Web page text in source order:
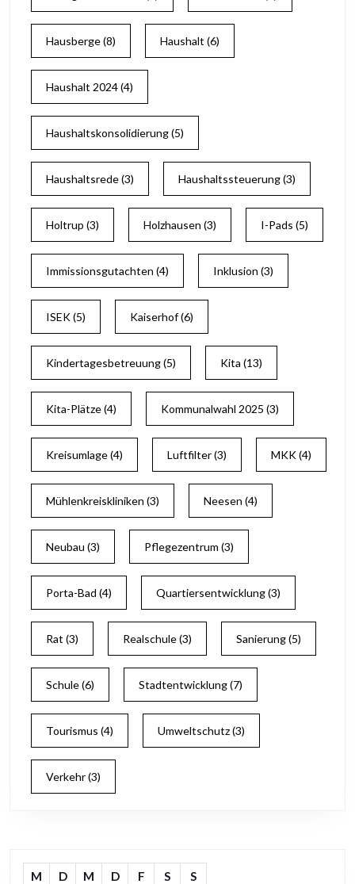
Hausberge(8) Haushalt (6)
Haushalt 2024(4)
Haushaltskonsolidierung(5)
Haushaltsrede(3) Haushaltssteuerung(3)
Holtrup (3) Holzhausen (3) I-Pads (5)
Immissionsgutachten (4) Inklusion (3)
ISEK(5) Kaiserhof(6)
Kindertagesbetreuung(5) Kita (13)
Kita-Plätze(4) Kommunalwahl 2025 (3)
Kreisumlage(4) Luftfilter(3) MKK(4)
Mühlenkreiskliniken (3) Neesen (4)
Neubau (3) Pflegezentrum (3)
Porta-Bad (4) Quartiersentwicklung(3)
Rat (3) Realschule(3) Sanierung(5)
Schule(6) Stadtentwicklung(7)
Tourismus (4) Umweltschutz(3)
Verkehr(3)
M D M D F S
S